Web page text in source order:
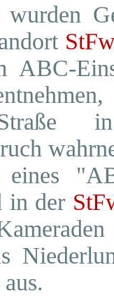
wurden
ABC-
in der